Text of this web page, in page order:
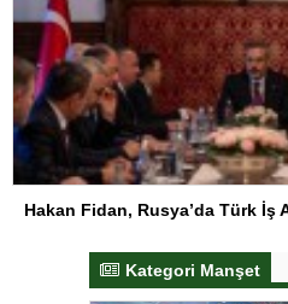
Hakan Fidan, Rusya’da Türk İş
Kategori Manşet